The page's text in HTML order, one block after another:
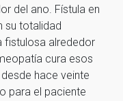
del ano. Fístula en
su totalidad
fistulosa alrededor
cura esos
hace veinte
para el paciente